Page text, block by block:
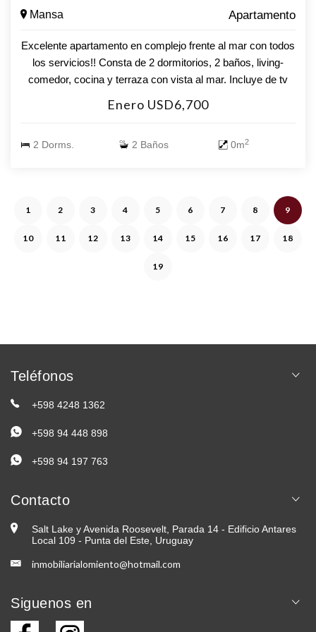
Mansa Apartamento
Excelente apartamento en complejo frente al mar con todos
los servicios!! Consta de 2 dormitorios, 2 baños, living-
comedor, cocina y terraza con vista al mar. Incluye de tv
piscina abierta y cerrada climatizada, servicio de playa,
mucamas, recepción 24 hs, snackbar y demás.
Enero USD6,700
2 Dorms. 2 Baños 0m2
1 2 3 4 5 6 7 8 9
10 11 12 13 14 15 16 17 18
19
Teléfonos
+598 4248 1362
+598 94 448 898
+598 94 197 763
Contacto
Salt Lake y Avenida Roosevelt, Parada 14 - Edificio Antares
Local 109 - Punta del Este, Uruguay
inmobiliarialomiento@hotmail.com
Siguenos en